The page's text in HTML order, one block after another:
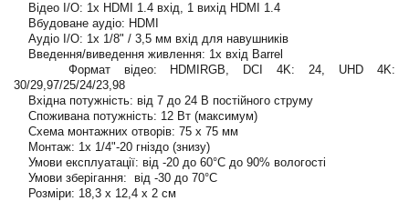
Відео I/O: 1x HDMI 1.4 вхід, 1 вихід HDMI 1.4
Вбудоване аудіо: HDMI
Аудіо I/O: 1x 1/8" / 3,5 мм вхід для навушників
Введення/виведення живлення: 1x вхід Barrel
Формат відео: HDMIRGB, DCI 4K: 24, UHD 4K:
30/29,97/25/24/23,98
Вхідна потужність: від 7 до 24 В постійного струму
Споживана потужність: 12 Вт (максимум)
Схема монтажних отворів: 75 х 75 мм
Монтаж: 1x 1/4"-20 гніздо (знизу)
Умови експлуатації: від -20 до 60°C до 90% вологості
Умови зберігання: від -30 до 70°C
Розміри: 18,3 x 12,4 x 2 см